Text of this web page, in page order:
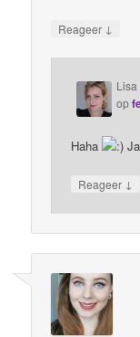
Reageer ↓
Lisa
op
Haha
Reageer ↓